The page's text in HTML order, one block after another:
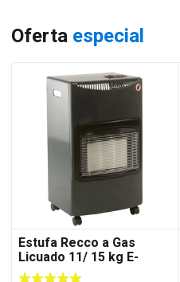
Oferta especial
Estufa Recco a Gas
Licuado 11/ 15 kg E-
4200-2 C/Negra